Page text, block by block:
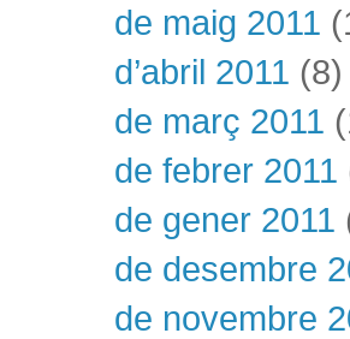
de maig 2011
d’abril 2011 (8)
de març 2011
de febrer 2011
de gener 2011
de desembre
de novembre